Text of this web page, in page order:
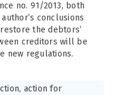
no. 91/2013, both
conclusions
the debtors’
creditors will be
new regulations.
action for